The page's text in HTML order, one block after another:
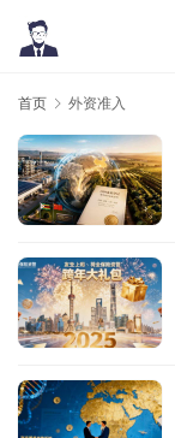
首页 外资准入